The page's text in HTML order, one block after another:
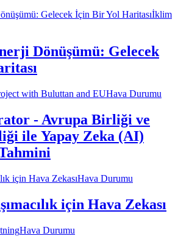
İklim
Dönüşümü: Gelecek
Hava Durumu
- Avrupa Birliği ve
ile Yapay Zeka (AI)
Hava Durumu
için Hava Zekası
Hava Durumu